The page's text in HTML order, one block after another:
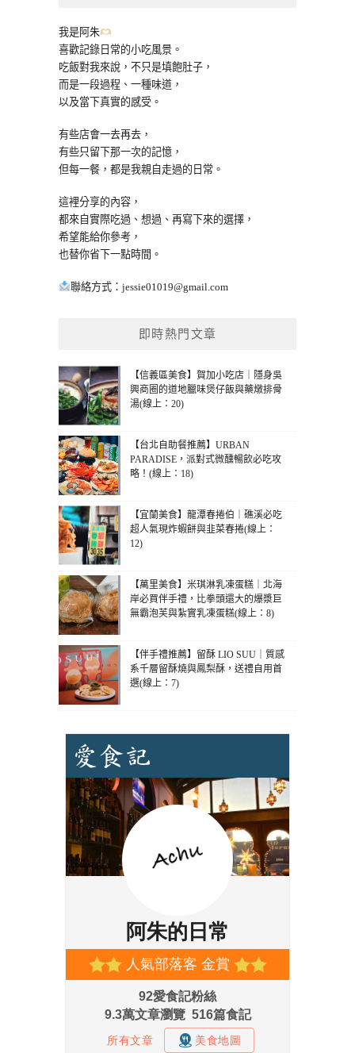
我是阿朱
喜歡記錄日常的小吃風景。
吃飯對我來說，不只是填飽肚子，
而是一段過程、一種味道，
以及當下真實的感受。
有些店會一去再去，
有些只留下那一次的記憶，
但每一餐，都是我親自走過的日常。
這裡分享的內容，
都來自實際吃過、想過、再寫下來的選擇，
希望能給你參考，
也替你省下一點時間。
聯絡方式： jessie01019@gmail.com
即時熱門文章
【信義區美食】賀加小吃店｜隱身吳
興商圈的道地臘味煲仔飯與藥燉排骨
湯(線上：20)
【台北自助餐推薦】URBAN
PARADISE，派對式微醺暢飲必吃攻
略！(線上：18)
【宜蘭美食】龍潭春捲伯｜礁溪必吃
超人氣現炸蝦餅與韭菜春捲(線上：
12)
【萬里美食】米琪淋乳凍蛋糕｜北海
岸必買伴手禮，比拳頭還大的爆漿巨
無霸泡芙與紮實乳凍蛋糕(線上：8)
【伴手禮推薦】留酥 LIO SUU｜質感
系千層留酥燒與鳳梨酥，送禮自用首
選(線上：7)